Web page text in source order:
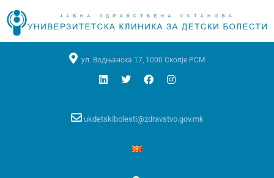
ул. Водњанска 17, 1000 Скопје РСМ
ukdetskibolesti@zdravstvo.gov.mk